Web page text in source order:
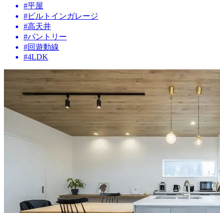
#平屋
#ビルトインガレージ
#高天井
#パントリー
#回遊動線
#4LDK